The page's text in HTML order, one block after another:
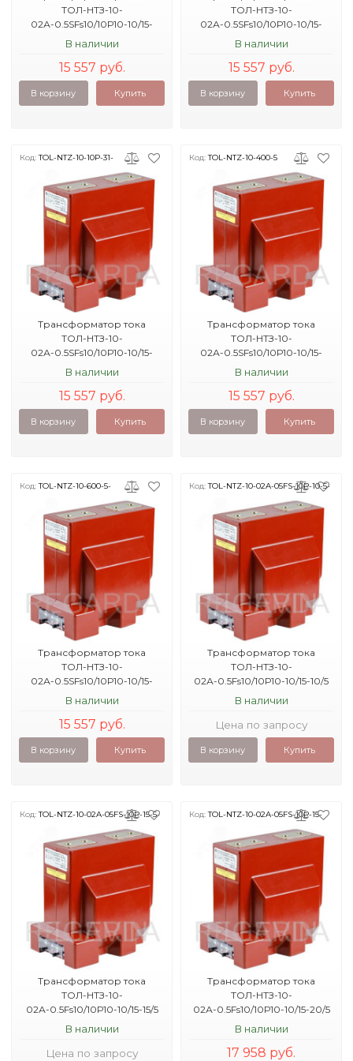
ТОЛ-НТЗ-10-
02А-0.5SFs10/10Р10-10/15-
150/5 16кА УХЛ2
В наличии
15 557 руб.
В корзину Купить
ТОЛ-НТЗ-10-
02А-0.5SFs10/10Р10-10/15-
200/5 20кА УХЛ2
В наличии
15 557 руб.
В корзину Купить
Код:TOL-NTZ-10-10P-31-
Трансформатор тока
ТОЛ-НТЗ-10-
02А-0.5SFs10/10Р10-10/15-
300/5 31.5кА УХЛ2
В наличии
15 557 руб.
В корзину Купить
Код:TOL-NTZ-10-400-5
Трансформатор тока
ТОЛ-НТЗ-10-
02А-0.5SFs10/10Р10-10/15-
400/5 40кА УХЛ2
В наличии
15 557 руб.
В корзину Купить
Код:TOL-NTZ-10-600-5-
Трансформатор тока
ТОЛ-НТЗ-10-
02А-0.5SFs10/10Р10-10/15-
600/5 40кА УХЛ2
В наличии
15 557 руб.
В корзину Купить
Код:TOL-NTZ-10-02A-05FS-10P-10-5-
Трансформатор тока
ТОЛ-НТЗ-10-
02А-0.5Fs10/10Р10-10/15-10/5
1кА УХЛ2
В наличии
Цена по запросу
В корзину Купить
Код:TOL-NTZ-10-02A-05FS-10P-15-5-
Трансформатор тока
ТОЛ-НТЗ-10-
02А-0.5Fs10/10Р10-10/15-15/5
1.6кА УХЛ2
В наличии
Цена по запросу
Код:TOL-NTZ-10-02A-05FS-10P-15-
Трансформатор тока
ТОЛ-НТЗ-10-
02А-0.5Fs10/10Р10-10/15-20/5
2кА УХЛ2
В наличии
17 958 руб.